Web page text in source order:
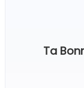
Ta